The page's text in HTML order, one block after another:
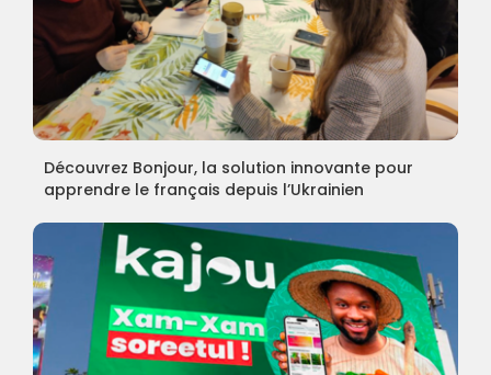
Découvrez Bonjour, la solution innovante pour
apprendre le français depuis l’Ukrainien